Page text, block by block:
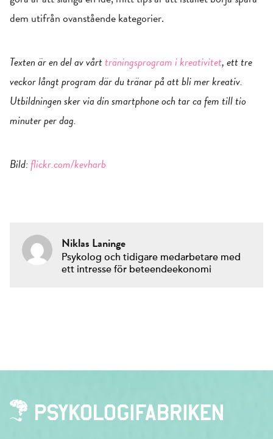
dem utifrån ovanstående kategorier.
Texten är en del av vårtträningsprogram i kreativitet, ett tre
veckor långt program där du tränar på att bli mer kreativ.
Utbildningen sker via din smartphone och tar ca fem till tio
minuter per dag.
Bild:flickr.com/kevharb
Niklas Laninge
Psykolog och tidigare medarbetare med
ett intresse för beteendeekonomi